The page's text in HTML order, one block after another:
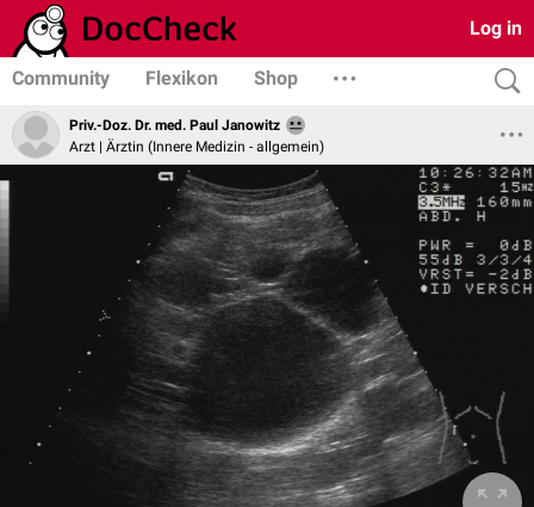
Log in
Community Flexikon Shop
Priv.-Doz. Dr. med. Paul Janowitz
Arzt | Ärztin (Innere Medizin - allgemein)